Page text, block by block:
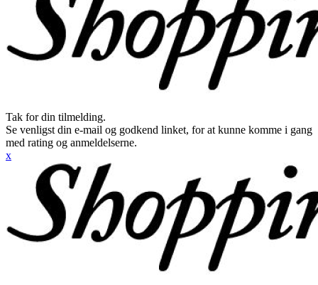
Tak for din tilmelding.
Se venligst din e-mail og godkend linket, for at kunne komme i gang
med rating og anmeldelserne.
x